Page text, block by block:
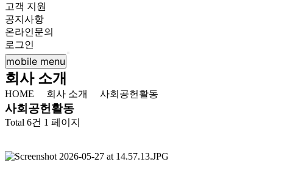
고객 지원
공지사항
온라인문의
로그인
mobile menu
회사 소개
HOME 회사 소개 사회공헌활동
사회공헌활동
Total 6건 1 페이지